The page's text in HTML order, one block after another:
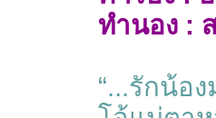
ทำนอง :
“...รักน้อ